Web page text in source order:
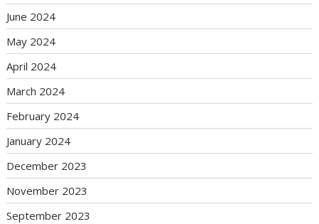
June 2024
May 2024
April 2024
March 2024
February 2024
January 2024
December 2023
November 2023
September 2023